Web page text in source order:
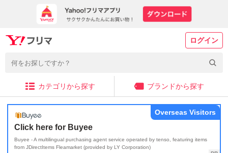
ログイン
カテゴリから探す ブランドから探す
Click here for Buyee
Buyee - A multilingual purchasing agent service operated by tenso, featuring items
from JDirectItems Fleamarket (provided by LY Corporation)
Overseas Visitors